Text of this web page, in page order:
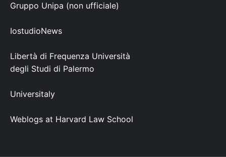
Gruppo Unipa (non ufficiale)
IostudioNews
Libertà di Frequenza Università
degli Studi di Palermo
Universitaly
Weblogs at Harvard Law School